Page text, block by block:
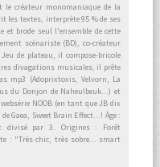
créateur monomaniaque de la
les textes, interprète 95 % de ses
et brode seul l'ensemble de cette
scénariste (BD), co-créateur
de plateau, il compose-bricole
divagations musicales, il prête
mp3 (Adoprixtoxis, Velvorn, La
du Donjon de Naheulbeuk...) et
NOOB (en tant que JB dix
Gaea, Sweet Brain Effect...! Âge :
divisé par 3. Origines : Forêt
: "Très chic, très sobre... smart